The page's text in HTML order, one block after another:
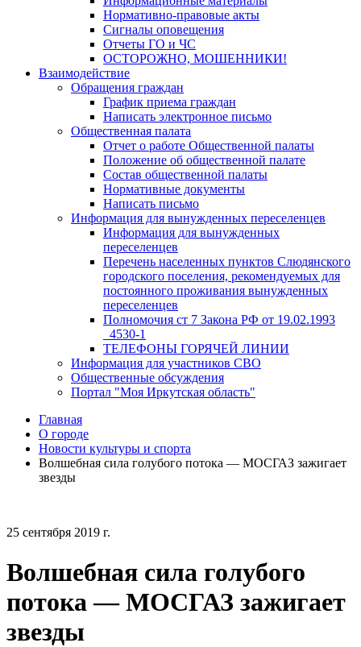
Нормативно-правовые акты
Сигналы оповещения
Отчеты ГО и ЧС
ОСТОРОЖНО, МОШЕННИКИ!
Взаимодействие
Обращения граждан
График приема граждан
Написать электронное письмо
Общественная палата
Отчет о работе Общественной палаты
Положение об общественной палате
Состав общественной палаты
Нормативные документы
Написать письмо
Информация для вынужденных переселенцев
Информация для вынужденных
переселенцев
Перечень населенных пунктов Слюдянского
городского поселения, рекомендуемых для
постоянного проживания вынужденных
переселенцев
Полномочия ст 7 Закона РФ от 19.02.1993
_4530-1
ТЕЛЕФОНЫ ГОРЯЧЕЙ ЛИНИИ
Информация для участников СВО
Общественные обсуждения
Портал "Моя Иркутская область"
Главная
О городе
Новости культуры и спорта
Волшебная сила голубого потока — МОСГАЗ зажигает
звезды
25 сентября 2019 г.
Волшебная сила голубого
потока — МОСГАЗ зажигает
звезды